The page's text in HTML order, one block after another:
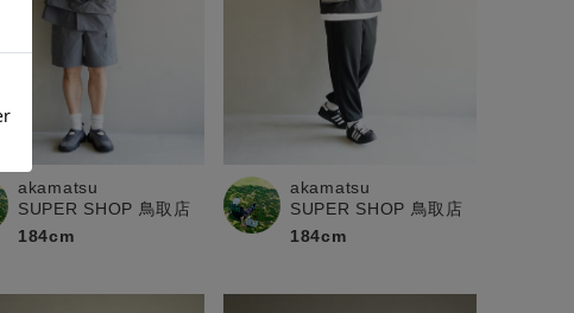
akamatsu
SUPER SHOP 鳥取店
184cm
akamatsu
SUPER SHOP 鳥取店
184cm